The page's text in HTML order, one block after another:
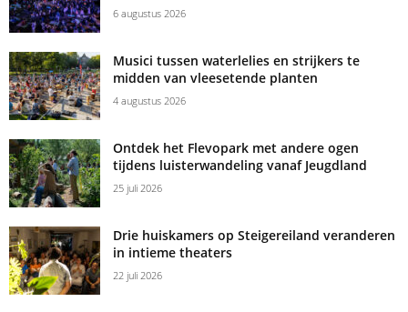
6 augustus 2026
Musici tussen waterlelies en strijkers te
midden van vleesetende planten
4 augustus 2026
Ontdek het Flevopark met andere ogen
tijdens luisterwandeling vanaf Jeugdland
25 juli 2026
Drie huiskamers op Steigereiland veranderen
in intieme theaters
22 juli 2026